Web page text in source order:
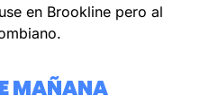
en Brookline pero al
MAÑANA